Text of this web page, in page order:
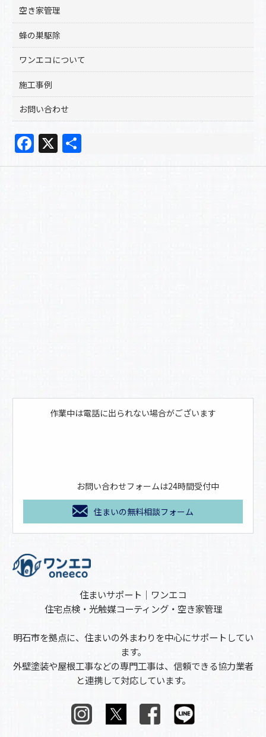
空き家管理
蜂の巣駆除
ワンエコについて
施工事例
お問い合わせ
F
a
X
有
作業中は電話に出られない場合がございます
お問い合わせフォームは24時間受付中
住まいの無料相談フォーム
住まいサポート｜ワンエコ
住宅点検・光触媒コーティング・空き家管理
明石市を拠点に、住まいの外まわりを中心にサポートしてい
ます。
外壁塗装や屋根工事などの専門工事は、信頼できる協力業者
と連携して対応しています。